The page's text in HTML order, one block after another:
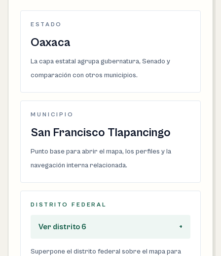
ESTADO
Oaxaca
La capa estatal agrupa gubernatura, Senado y
comparación con otros municipios.
MUNICIPIO
San Francisco Tlapancingo
Punto base para abrir el mapa, los perfiles y la
navegación interna relacionada.
DISTRITO FEDERAL
Ver distrito 6 +
Superpone el distrito federal sobre el mapa para